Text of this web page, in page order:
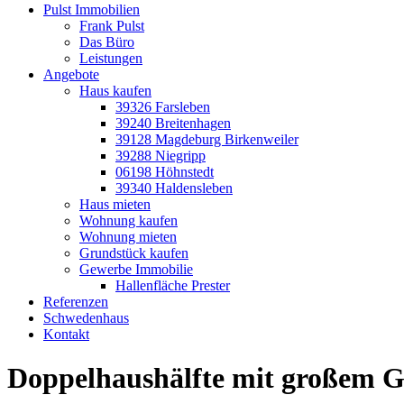
Pulst Immobilien
Frank Pulst
Das Büro
Leistungen
Angebote
Haus kaufen
39326 Farsleben
39240 Breitenhagen
39128 Magdeburg Birkenweiler
39288 Niegripp
06198 Höhnstedt
39340 Haldensleben
Haus mieten
Wohnung kaufen
Wohnung mieten
Grundstück kaufen
Gewerbe Immobilie
Hallenfläche Prester
Referenzen
Schwedenhaus
Kontakt
Doppelhaushälfte mit großem